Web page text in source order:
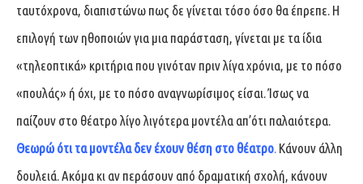
ταυτόχρονα, διαπιστώνω πως δε γίνεται τόσο όσο θα έπρεπε. Η
επιλογή των ηθοποιών για μια παράσταση, γίνεται με τα ίδια
«τηλεοπτικά» κριτήρια που γινόταν πριν λίγα χρόνια, με το πόσο
«πουλάς» ή όχι, με το πόσο αναγνωρίσιμος είσαι. Ίσως να
παίζουν στο θέατρο λίγο λιγότερα μοντέλα απ’ότι παλαιότερα.
Θεωρώ ότι τα μοντέλα δεν έχουν θέση στο θέατρο. Κάνουν άλλη
δουλειά. Ακόμα κι αν περάσουν από δραματική σχολή, κάνουν